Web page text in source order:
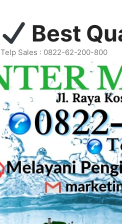
Best
Telp Sales : 0822-62-200-800